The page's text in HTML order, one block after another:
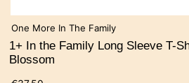
One More In The Family
1+ In the Family Long Sleeve T-
Blossom